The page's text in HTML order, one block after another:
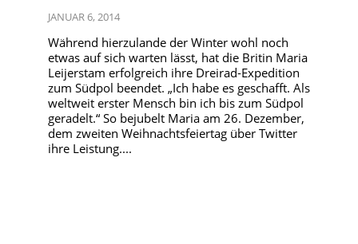
JANUAR 6, 2014
Während hierzulande der Winter wohl noch
etwas auf sich warten lässt, hat die Britin Maria
Leijerstam erfolgreich ihre Dreirad-Expedition
zum Südpol beendet. „Ich habe es geschafft. Als
weltweit erster Mensch bin ich bis zum Südpol
geradelt.“ So bejubelt Maria am 26. Dezember,
dem zweiten Weihnachtsfeiertag über Twitter
ihre Leistung....